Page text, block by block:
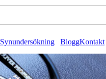
Synundersökning BloggKontakt